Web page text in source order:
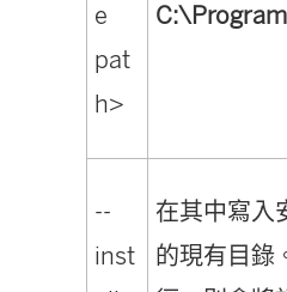
e
pat
h>
--
inst
在其中寫入
的現有目錄